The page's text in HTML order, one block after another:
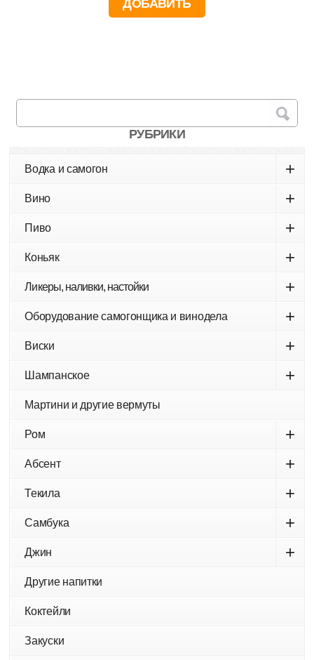
РУБРИКИ
Водка и самогон +
Вино +
Пиво +
Коньяк +
Ликеры, наливки, настойки +
Оборудование самогонщика и винодела +
Виски +
Шампанское +
Мартини и другие вермуты
Ром +
Абсент +
Текила +
Самбука +
Джин +
Другие напитки
Коктейли
Закуски